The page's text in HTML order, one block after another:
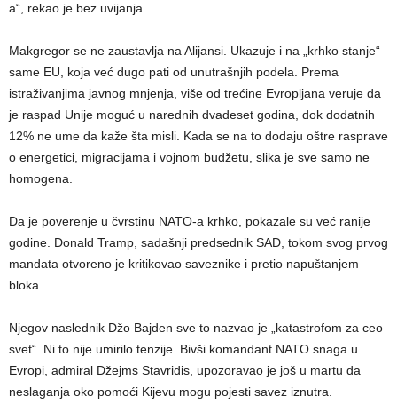
a“, rekao je bez uvijanja.
Makgregor se ne zaustavlja na Alijansi. Ukazuje i na „krhko stanje“
same EU, koja već dugo pati od unutrašnjih podela. Prema
istraživanjima javnog mnjenja, više od trećine Evropljana veruje da
je raspad Unije moguć u narednih dvadeset godina, dok dodatnih
12% ne ume da kaže šta misli. Kada se na to dodaju oštre rasprave
o energetici, migracijama i vojnom budžetu, slika je sve samo ne
homogena.
Da je poverenje u čvrstinu NATO-a krhko, pokazale su već ranije
godine. Donald Tramp, sadašnji predsednik SAD, tokom svog prvog
mandata otvoreno je kritikovao saveznike i pretio napuštanjem
bloka.
Njegov naslednik Džo Bajden sve to nazvao je „katastrofom za ceo
svet“. Ni to nije umirilo tenzije. Bivši komandant NATO snaga u
Evropi, admiral Džejms Stavridis, upozoravao je još u martu da
neslaganja oko pomoći Kijevu mogu pojesti savez iznutra.